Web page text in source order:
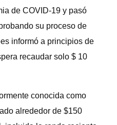
de COVID-19 y pasó
su proceso de
informó a principios de
recaudar solo $ 10
conocida como
alrededor de $150